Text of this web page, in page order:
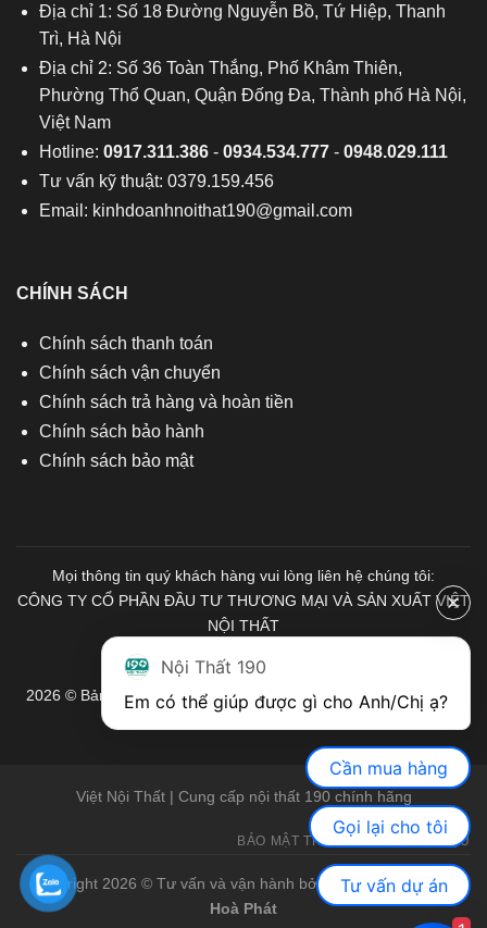
Địa chỉ 1: Số 18 Đường Nguyễn Bồ, Tứ Hiệp, Thanh
Trì, Hà Nội
Địa chỉ 2: Số 36 Toàn Thắng, Phố Khâm Thiên,
Phường Thổ Quan, Quận Đống Đa, Thành phố Hà Nội,
Việt Nam
Hotline: 0917.311.386- 0934.534.777- 0948.029.111
Tư vấn kỹ thuật: 0379.159.456
Email: kinhdoanhnoithat190@gmail.com
CHÍNH SÁCH
Chính sách thanh toán
Chính sách vận chuyển
Chính sách trả hàng và hoàn tiền
Chính sách bảo hành
Chính sách bảo mật
Mọi thông tin quý khách hàng vui lòng liên hệ chúng tôi:
CÔNG TY CỔ PHẦN ĐẦU TƯ THƯƠNG MẠI VÀ SẢN XUẤT VIỆT
NỘI THẤT
2026 © Bản quyền thuộc về Nội Thất 190. Mọi quyền được bảo
Việt Nội Thất | Cung cấp nội thất 190 chính hãng
BẢO MẬT THÔNG TIN GIỚI THIỆU
Copyright 2026 © Tư vấn và vận hành bởi Việt Nội Thất | Bàn
Hoà Phát
Nội Thất 190
Cần mua hàng
Gọi lại cho tôi
Tư vấn dự án